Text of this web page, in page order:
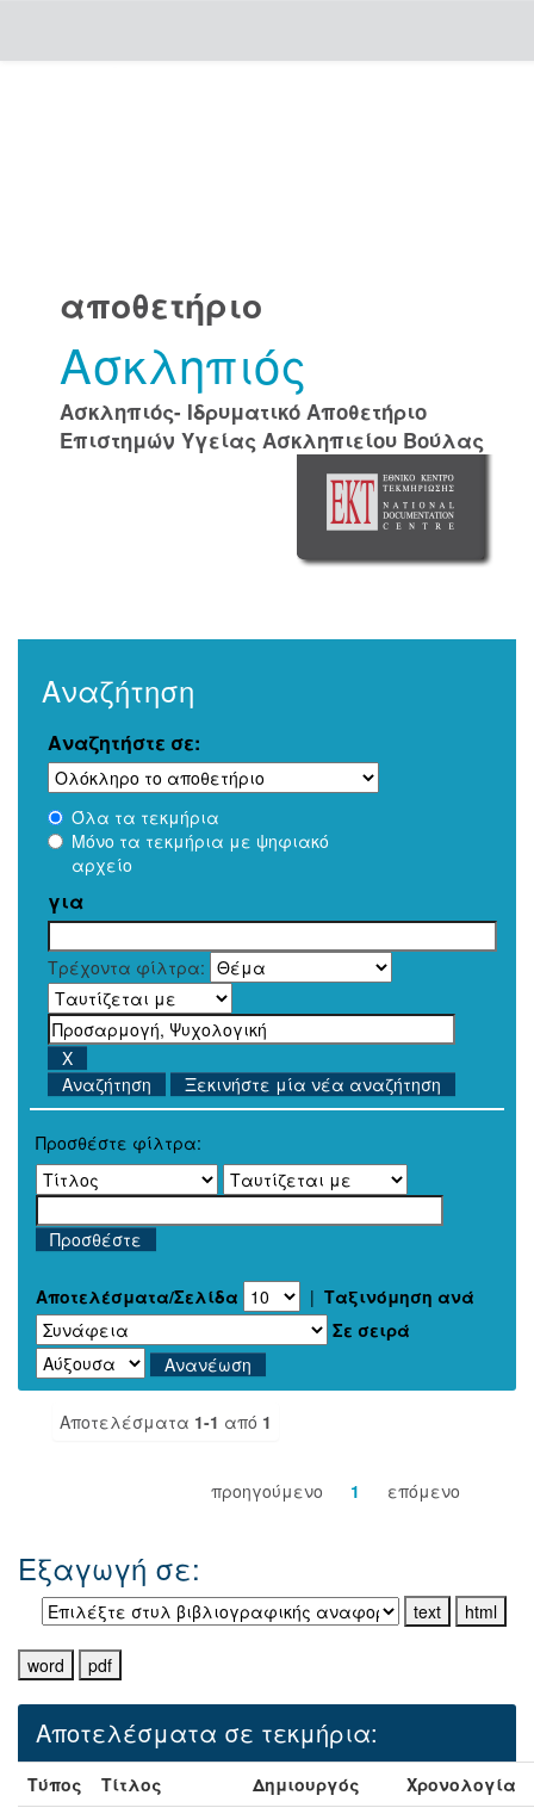
αποθετήριο
Ασκληπιός
Ασκληπιός- Ιδρυματικό Αποθετήριο
Επιστημών Υγείας Ασκληπιείου Βούλας
Αναζήτηση
Αναζητήστε σε:
Όλα τα τεκμήρια
Μόνο τα τεκμήρια με ψηφιακό
αρχείο
για
Τρέχοντα φίλτρα:
Ξεκινήστε μία νέα αναζήτηση
Προσθέστε φίλτρα:
Αποτελέσματα/Σελίδα | Ταξινόμηση ανά
Σε σειρά
Αποτελέσματα 1-1 από 1
προηγούμενο 1 επόμενο
Εξαγωγή σε:
Αποτελέσματα σε τεκμήρια:
Τύπος Τίτλος Δημιουργός
Χρονολογία